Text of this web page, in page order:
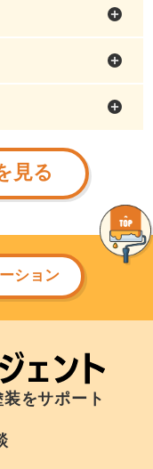
見る
ション
をサポート